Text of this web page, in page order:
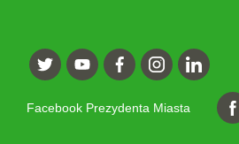
Facebook Prezydenta Miasta